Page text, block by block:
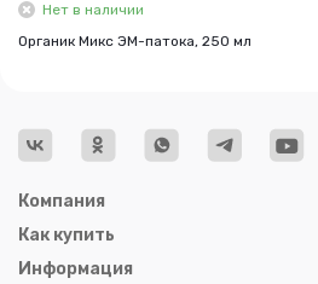
Нет в наличии
Органик Микс ЭМ-патока, 250 мл
Компания
Как купить
Информация